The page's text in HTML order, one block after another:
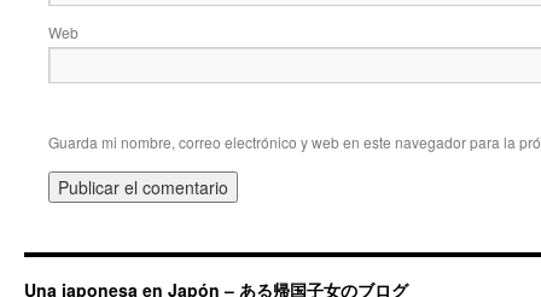
Web
Guarda mi nombre, correo electrónico y web en este navegador para la
Una japonesa en Japón – ある帰国子女のブログ